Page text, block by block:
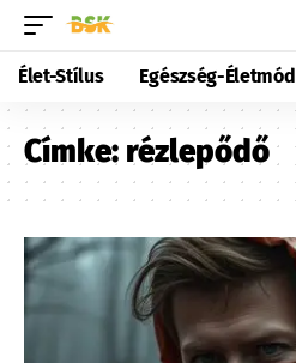
Élet-Stílus Egészség-Életmód
Címke: rézlepődő